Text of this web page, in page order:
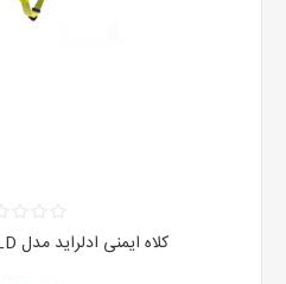
کلاه ایمنی ادلراید مدل SHIELD رنگ مشکی